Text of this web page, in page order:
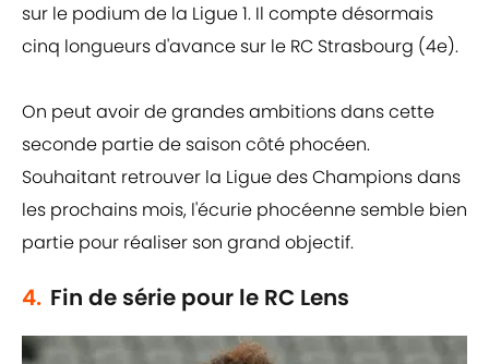
sur le podium de la Ligue 1. Il compte désormais
cinq longueurs d'avance sur le RC Strasbourg (4e).
On peut avoir de grandes ambitions dans cette
seconde partie de saison côté phocéen.
Souhaitant retrouver la Ligue des Champions dans
les prochains mois, l'écurie phocéenne semble bien
partie pour réaliser son grand objectif.
4. Fin de série pour le RC Lens